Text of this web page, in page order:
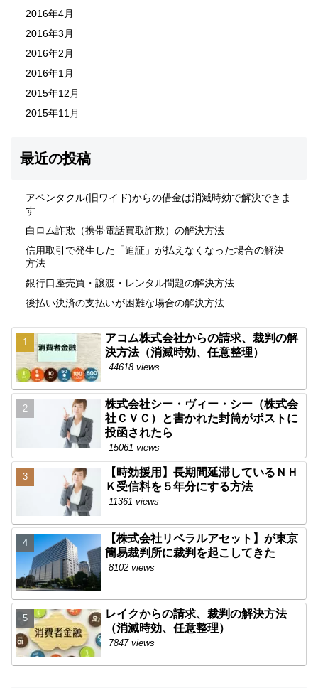
2016年4月
2016年3月
2016年2月
2016年1月
2015年12月
2015年11月
最近の投稿
アペンタクル(旧ワイド)からの借金は消滅時効で解決できま
す
白ロム詐欺（携帯電話買取詐欺）の解決方法
信用取引で発生した「追証」が払えなくなった場合の解決
方法
銀行口座売買・譲渡・レンタル問題の解決方法
後払い決済の支払いが困難な場合の解決方法
アコム株式会社からの請求、裁判の解
決方法（消滅時効、任意整理）
44618 views
株式会社シー・ヴィー・シー（株式会
社ＣＶＣ）と書かれた封筒がポストに
投函されたら
15061 views
【時効援用】長期間延滞しているＮＨ
Ｋ受信料を５年分にする方法
11361 views
【株式会社リベラルアセット】が東京
簡易裁判所に裁判を起こしてきた
8102 views
レイクからの請求、裁判の解決方法
（消滅時効、任意整理）
7847 views